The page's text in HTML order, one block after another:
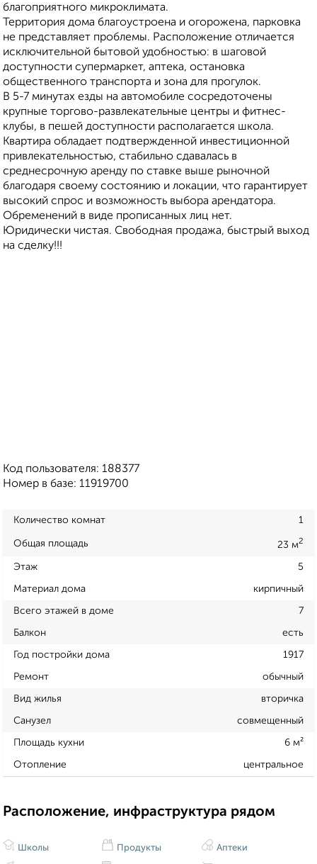
благоприятного микроклимата.
Территория дома благоустроена и огорожена, парковка
не представляет проблемы. Расположение отличается
исключительной бытовой удобностью: в шаговой
доступности супермаркет, аптека, остановка
общественного транспорта и зона для прогулок.
В 5-7 минутах езды на автомобиле сосредоточены
крупные торгово-развлекательные центры и фитнес-
клубы, в пешей доступности располагается школа.
Квартира обладает подтвержденной инвестиционной
привлекательностью, стабильно сдавалась в
среднесрочную аренду по ставке выше рыночной
благодаря своему состоянию и локации, что гарантирует
высокий спрос и возможность выбора арендатора.
Обременений в виде прописанных лиц нет.
Юридически чистая. Свободная продажа, быстрый выход
на сделку!!!
Код пользователя: 188377
Номер в базе: 11919700
Количество комнат 1
Общая площадь 23 м2
Этаж 5
Материал дома кирпичный
Всего этажей в доме 7
Балкон есть
Год постройки дома 1917
Ремонт обычный
Вид жилья вторичка
Санузел совмещенный
Площадь кухни 6 м²
Отопление центральное
Расположение, инфраструктура рядом
Школы Продукты Аптеки